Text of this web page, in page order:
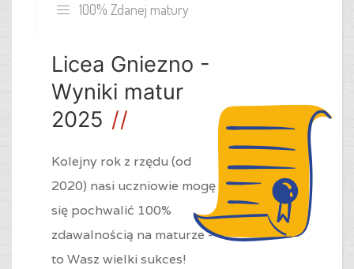
100% Zdanej matury
Licea Gniezno -
Wyniki matur
2025
Kolejny rok z rzędu (od
2020) nasi uczniowie mogę
się pochwalić 100%
zdawalnością na maturze -
to Wasz wielki sukces!